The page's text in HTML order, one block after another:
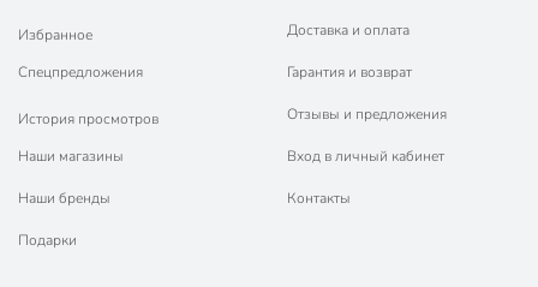
Избранное
Спецпредложения
История просмотров
Наши магазины
Наши бренды
Подарки
Доставка и оплата
Гарантия и возврат
Отзывы и предложения
Вход в личный кабинет
Контакты